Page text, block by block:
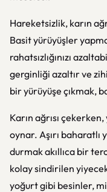
Hareketsizlik, karın
Basit yürüyüşler
rahatsızlığınızı
gerginliği azaltır ve
bir yürüyüşe çıkmak,
Karın ağrısı
oynar. Aşırı baharatlı
durmak akıllıca bir
kolay sindirilen
yoğurt gibi besinler,